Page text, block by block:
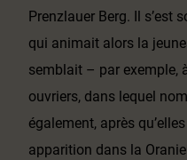
Prenzlauer Berg. Il s’est
qui animait alors la
semblait – par exemple,
ouvriers, dans lequel
également, après
apparition dans la